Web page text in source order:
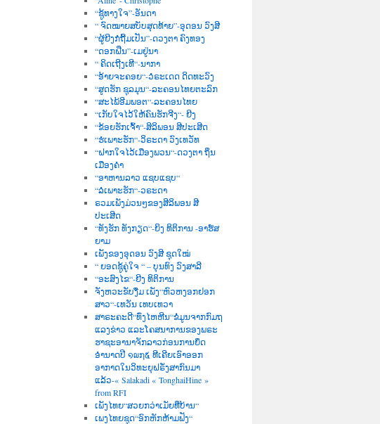
“ຊູ້ທາງໃຈ”-ອັນດາ
“ ຈົດໝາຍສບັບສຸດທ້າຍ”-ອຸດອນ ວົງສີ
“ຜູ້ຍີງກໍຖີ້ມເປັນ”-ດວງຕາ ຄົງທອງ
“ດອກຝີ່ນ”-ເມຢູ່ນາ
“ ຄິດເຖີງເທີ“-ນາກາ
“ອ້າຍຈະຄອຍ“-ວໍຣະເດດ ດິດທະວົງ
“ສູດຮັກ ຊຸລມຸນ“-ລະຄອນໄທຍຕະລົກ
“ສະໄພ້ອີມພອຕ“-ລະຄອນໄທຍ
“ເກັບໃຈໄວ້ໃຫ້ຄົນຮັກຈີງ“- ຍີງ
“ຂ້ອຍຮັກເຈົ້າ“-ສິລິພອນ ສີປະເສີດ
“ຮໍເພາະຮັກ“-ວິຣະດາ ວົງເທວັທ
“ຝາກໃຈໄວ້ເມືອງພວນ“-ດວງຕາ ຖິ່ນ
ເມືອງຄຳ
“ອາຫານລາວ ແຊບແຊບ“
“ລໍເພາະຮັກ“-ວຣະດາ
ຣວມເພັງມ່ວນໆຂອງສີລິພອນ ສີ
ປະເສີດ
“ທັງຮັກ ທັງກຽດ“-ຍິງ ທິຕິການ -ອາຮ໌ສ
ຍາມ
ເພັງຂອງອຸດອນ ວົງສີ ຊຸດໃໝ່
“ ຍອດຊູ້ຄູ່ໃຈ “ – ບຸນທົງ ວົງສາລີ
“ອະສົງໄຂ“-ຍີງ ທິຕິການ
ຈັງຫວະຂັບງື່ມ ເພັງ“ຫົວຫງອກຢອກ
ສາວ“-ເທວັນ ເທບເທວາ
ສາຣະຄະດີ“ທົ່ງໄຫຫີນ“ຂໍ່ມູນຈາກກົມຖ
ແລງຂ່າວ ແລະໂຄສນາການຂອງພຣະ
ຮາຊະອານາຈັກລາວກ່ອນການຍຶດ
ອຳນາດປີ ໑໙໗໕ ທີເຄີຍເອົາອອກ
ອາກາດໃນວິທະຍຸຝຣັ່ງສາກົນມາ
ແລ້ວ-« Salakadi « TonghaiHine »
from RFI
ເພັງໄທຍ“ສວຍກວ່າເມັຍທີ່ບ້ານ“
ເພງໄທຍຊຸດ“ອົກຫັກຫ້າມຟັງ“